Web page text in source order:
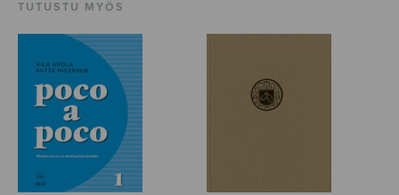
TUTUSTU MYÖS